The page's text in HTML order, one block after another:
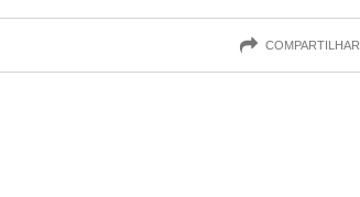
COMPARTILHAR